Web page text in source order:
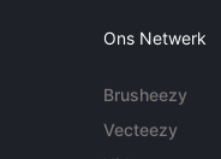
Ons Netwerk
Brusheezy
Vecteezy